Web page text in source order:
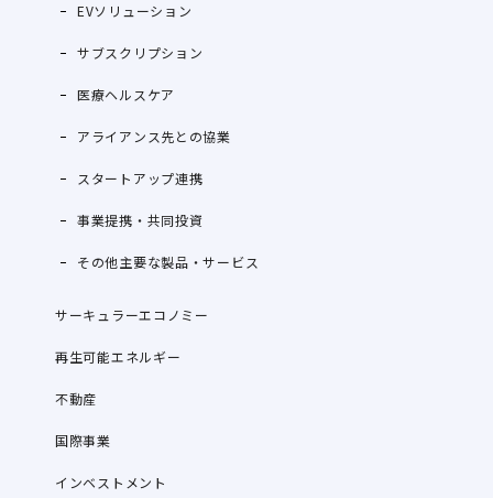
EVソリューション
サブスクリプション
医療ヘルスケア
アライアンス先との協業
スタートアップ連携
事業提携・共同投資
その他主要な製品・サービス
サーキュラーエコノミー
再生可能エネルギー
不動産
国際事業
インベストメント